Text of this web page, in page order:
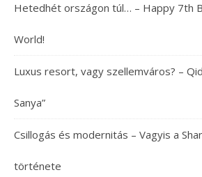
Hetedhét országon túl… – Happy 7th
World!
Luxus resort, vagy szellemváros? –
Sanya”
Csillogás és modernitás – Vagyis a
története